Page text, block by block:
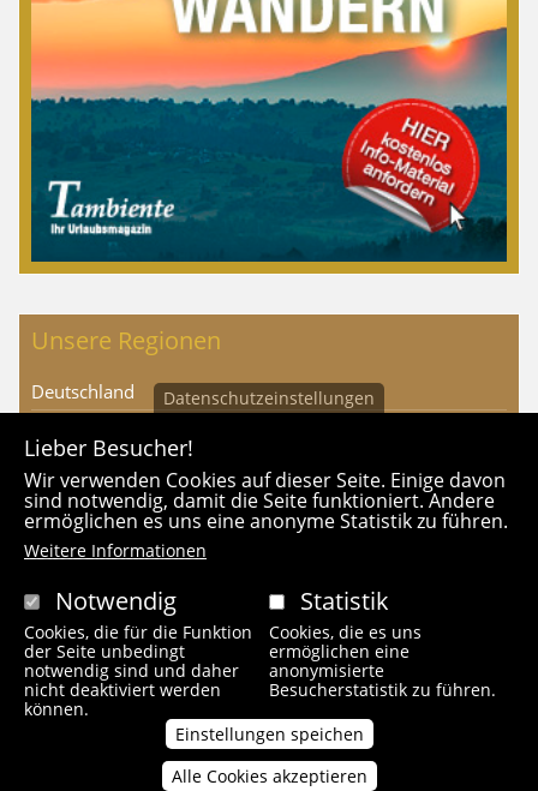
Unsere Regionen
Deutschland
Kroatien
Tschechien
Portugal
Schweiz
Polen
Datenschutzeinstellungen
Lieber Besucher!
Wir verwenden Cookies auf dieser Seite. Einige davon
sind notwendig, damit die Seite funktioniert. Andere
ermöglichen es uns eine anonyme Statistik zu führen.
Weitere Informationen
Notwendig
Cookies, die für die Funktion
der Seite unbedingt
notwendig sind und daher
nicht deaktiviert werden
können.
Statistik
Cookies, die es uns
ermöglichen eine
anonymisierte
Besucherstatistik zu führen.
Einstellungen speichen
Alle Cookies akzeptieren